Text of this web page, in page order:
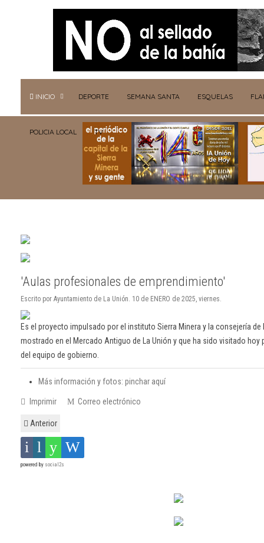
INICIO DEPORTE SEMANA SANTA ESQUELAS
POLICIA LOCAL TV
'Aulas profesionales de emprendimiento'
Escrito por Ayuntamiento de La Unión. 10 de ENERO de 2025, viernes.
Es el proyecto impulsado por el instituto Sierra Minera y la consejería de
mostrado en el Mercado Antiguo de La Unión y que ha sido visitado hoy
del equipo de gobierno.
Más información y fotos: pinchar aquí
Imprimir Correo electrónico
Anterior
powered by social2s